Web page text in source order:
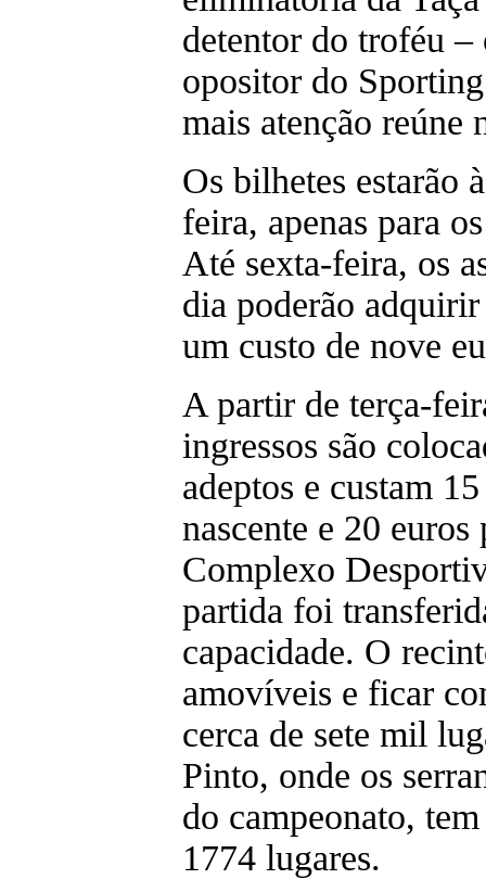
detentor do troféu
opositor do
mais atenção reúne
Os bilhetes estarão
feira, apenas para
Até sexta-feira, os
dia poderão
um custo de nove
A partir de terça-
ingressos são
adeptos e custam
nascente e 20
Complexo
partida foi
capacidade. O
amovíveis e ficar
cerca de sete mil
Pinto, onde os
do campeonato,
1774 lugares.